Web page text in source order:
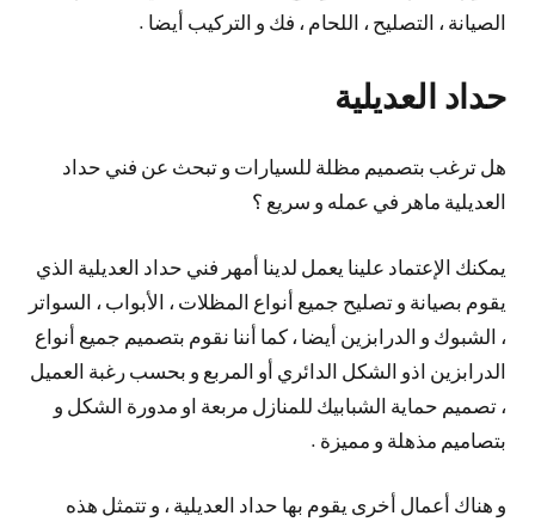
الصيانة ، التصليح ، اللحام ، فك و التركيب أيضا .
حداد العديلية
هل ترغب بتصميم مظلة للسيارات و تبحث عن فني حداد
العديلية ماهر في عمله و سريع ؟
يمكنك الإعتماد علينا يعمل لدينا أمهر فني حداد العديلية الذي
يقوم بصيانة و تصليح جميع أنواع المظلات ، الأبواب ، السواتر
، الشبوك و الدرابزين أيضا ، كما أننا نقوم بتصميم جميع أنواع
الدرابزين اذو الشكل الدائري أو المربع و بحسب رغبة العميل
، تصميم حماية الشبابيك للمنازل مربعة او مدورة الشكل و
بتصاميم مذهلة و مميزة .
و هناك أعمال أخرى يقوم بها حداد العديلية ، و تتمثل هذه